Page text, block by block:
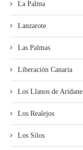
La Palma
Lanzarote
Las Palmas
Liberación Canaria
Los Llanos de Aridane.
Los Realejos
Los Silos